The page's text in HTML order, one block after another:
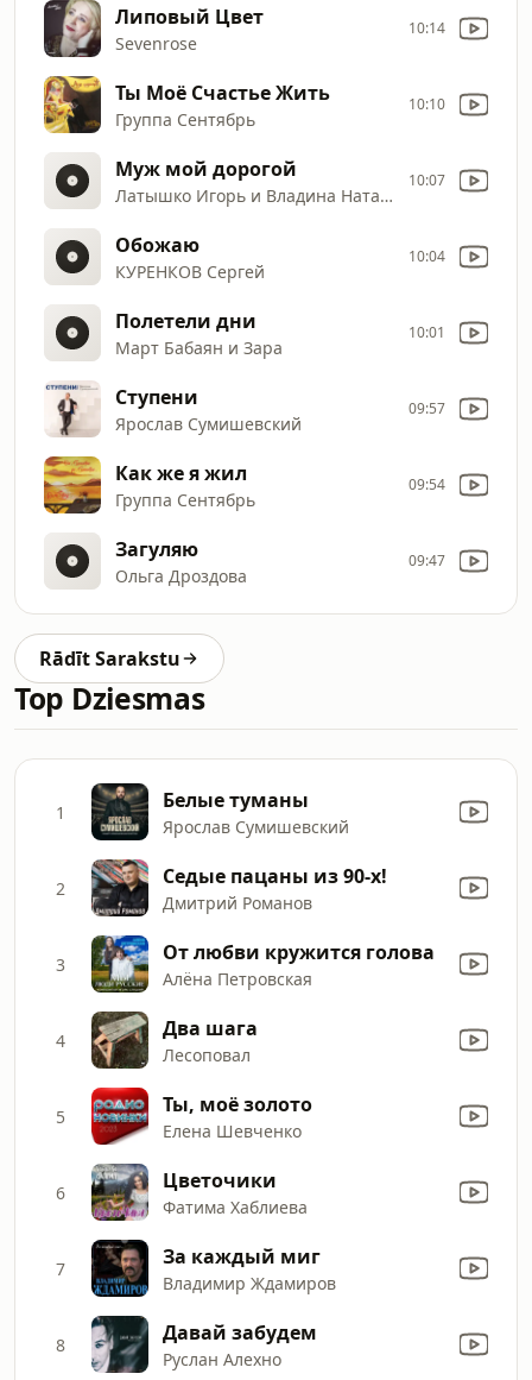
Липовый Цвет
Sevenrose
10:14
Ты Моё Счастье Жить
Группа Сентябрь
10:10
Муж мой дорогой
Латышко Игорь и Владина Наташа
10:07
Обожаю
КУРЕНКОВ Сергей
10:04
Полетели дни
Март Бабаян и Зара
10:01
Ступени
Ярослав Сумишевский
09:57
Как же я жил
Группа Сентябрь
09:54
Загуляю
Ольга Дроздова
09:47
Rādīt Sarakstu
Top Dziesmas
1 Белые туманы
Ярослав Сумишевский
2 Седые пацаны из 90-х!
Дмитрий Романов
3 От любви кружится голова
Алёна Петровская
4 Два шага
Лесоповал
5 Ты, моё золото
Елена Шевченко
6 Цветочики
Фатима Хаблиева
7 За каждый миг
Владимир Ждамиров
8 Давай забудем
Руслан Алехно